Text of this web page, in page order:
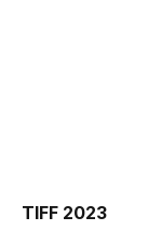
TIFF 2023